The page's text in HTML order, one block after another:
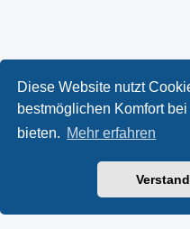
Diese Website nutzt
bestmöglichen Komfort
bieten. Mehr erfahren